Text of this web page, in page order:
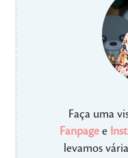
Faça uma
Fanpage e
levamos